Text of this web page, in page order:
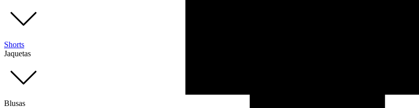
Shorts
Jaquetas
Blusas